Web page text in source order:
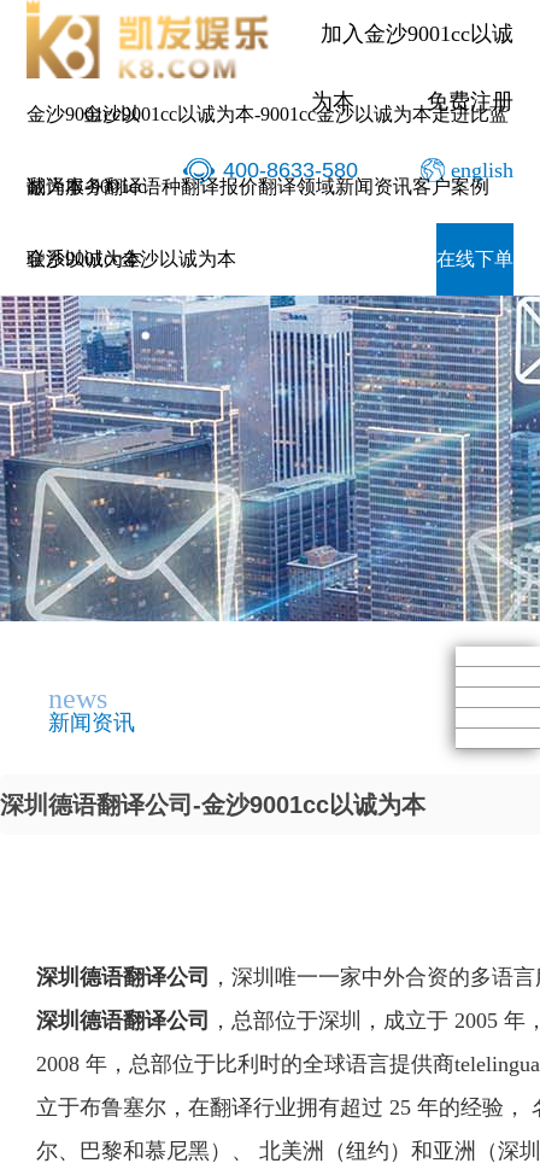
加入金沙9001cc以诚
为本 免费注册
400-8633-580 english
金沙9001cc以
诚为本-9001cc
金沙以诚为本
金沙9001cc以诚为本-9001cc金沙以诚为本走进比蓝
翻译服务翻译语种翻译报价翻译领域新闻资讯客户案例
联系9001cc金沙以诚为本 在线下单
news
新闻资讯
深圳德语翻译公司-金沙9001cc以诚为本
深圳德语翻译公司
，深圳唯一一家中外合资的多语
深圳德语翻译公司
，总部位于深圳，成立于 2005
2008 年，总部位于比利时的全球语言提供商
立于布鲁塞尔，在翻译行业拥有超过 25 年的经验
尔、巴黎和慕尼黑）、 北美洲（纽约）和亚洲（深